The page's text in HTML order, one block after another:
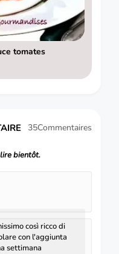
tomates
35Commentaires
bientôt.
così ricco di
con l'aggiunta
settimana